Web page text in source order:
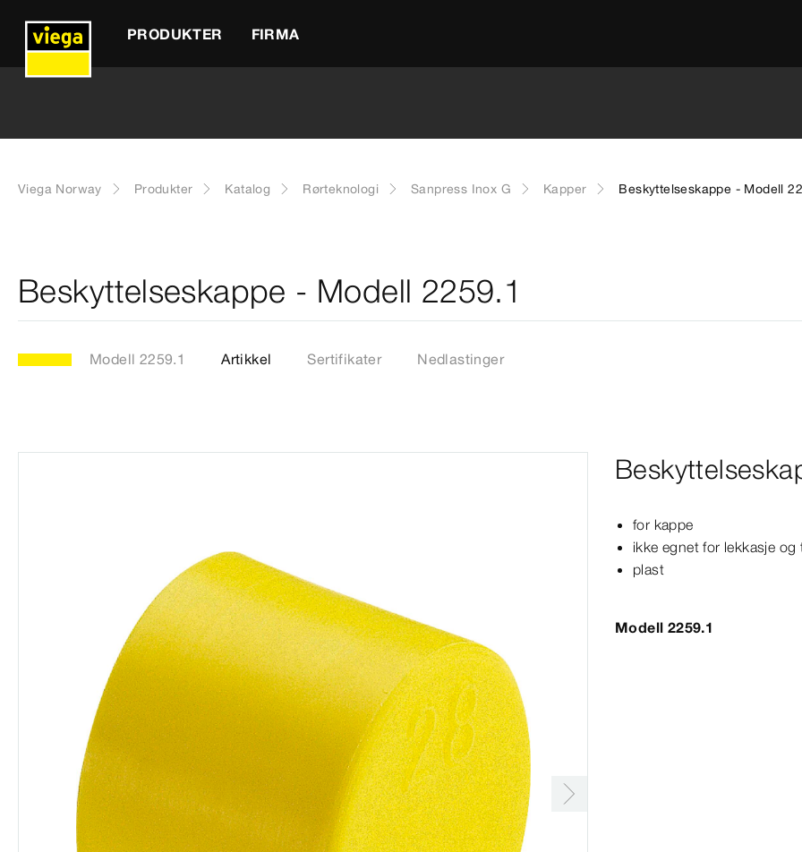
PRODUKTER FIRMA
Viega Norway Produkter Katalog Rørteknologi Sanpress Inox G Kapper Beskyttelseskappe - Modell
Beskyttelseskappe - Modell 2259.1
Modell 2259.1 Artikkel Sertifikater Nedlastinger
for kappe
ikke egnet for lekkasje og
plast
Modell 2259.1